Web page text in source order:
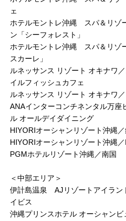
ェ
ホテルモントレ沖縄 スパ＆リゾ
ン「シーフォレスト」
ホテルモントレ沖縄 スパ＆リゾ
スカーレ」
ルネッサンス リゾート オキナワ
イルフィッシュカフェ
ルネッサンス リゾート オキナワ
ANAインターコンチネンタル万座
ル オールデイダイニング
HIYORIオーシャンリゾート沖縄
HIYORIオーシャンリゾート沖縄
PGMホテルリゾート沖縄／南国
＜中部エリア＞
伊計島温泉 AJリゾートアイラ
イビス
沖縄プリンスホテル オーシャン